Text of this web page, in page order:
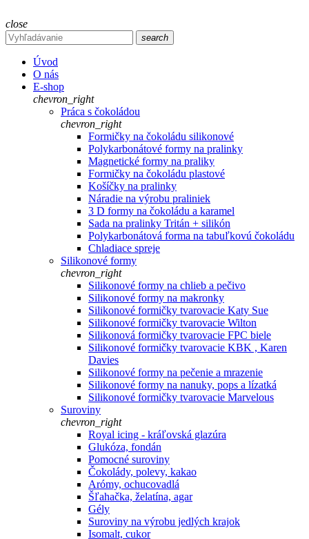
close
search
Úvod
O nás
E-shop
chevron_right
Práca s čokoládou
chevron_right
Formičky na čokoládu silikonové
Polykarbonátové formy na pralinky
Magnetické formy na praliky
Formičky na čokoládu plastové
Košíčky na pralinky
Náradie na výrobu praliniek
3 D formy na čokoládu a karamel
Sada na pralinky Tritán + silikón
Polykarbonátová forma na tabuľkovú čokoládu
Chladiace spreje
Silikonové formy
chevron_right
Silikonové formy na chlieb a pečivo
Silikonové formy na makronky
Silikonové formičky tvarovacie Katy Sue
Silikonové formičky tvarovacie Wilton
Silikonová formičky tvarovacie FPC biele
Silikonové formičky tvarovacie KBK , Karen
Davies
Silikonové formy na pečenie a mrazenie
Silikonové formy na nanuky, pops a lízatká
Silikonové formičky tvarovacie Marvelous
Suroviny
chevron_right
Royal icing - kráľovská glazúra
Glukóza, fondán
Pomocné suroviny
Čokolády, polevy, kakao
Arómy, ochucovadlá
Šľahačka, želatína, agar
Gély
Suroviny na výrobu jedlých krajok
Isomalt, cukor